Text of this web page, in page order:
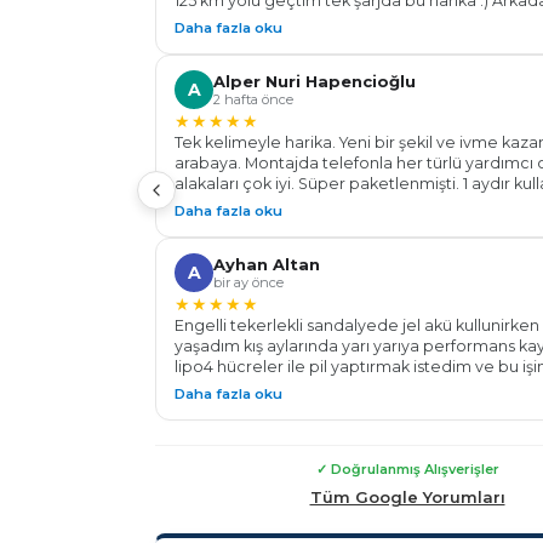
gözünüz kapalı bu firmaya güvenerek aracınızı
Teşekkür ederim.. Başarılar diliyorum.
Daha fazla oku
A Alper Nuri Hapencioğlu
2 hafta önce
★★★★★
Tek kelimeyle harika. Yeni bir şekil ve ivme
arabaya. Montajda telefonla her türlü yardımcı
alakaları çok iyi. Süper paketlenmişti. 1 aydır
aracın km' de artış oldu 106 km yaptım daha %20
aracınızdaki değişimi göreceksiniz. Teşekkürler
Energy...
Daha fazla oku
A Ayhan Altan
bir ay önce
★★★★★
Engelli tekerlekli sandalyede jel akü kullunirken
yaşadım kış aylarında yarı yarıya performans
lipo4 hücreler ile pil yaptırmak istedim ve bu
dekar energy ile tanıştım 24v 100 a pil yaparak
ederim Güvenle malının arkasında duran bir
çekinmeden alış veriş yapabilirsiniz
Daha fazla oku
✓ Doğrulanmış Alışverişler
Tüm Google Yorumları